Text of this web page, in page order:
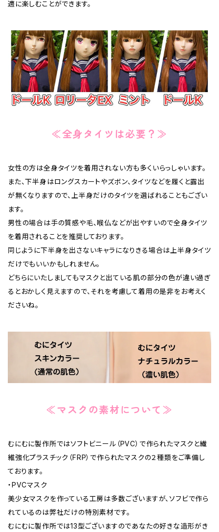
適に楽しむことができます。
≪全身タイツは必要？≫
女性の方は全身タイツを着用されない方も多くいらっしゃいます。
また、下半身はロングスカートやズボン、タイツなどを履くと露出
が無くなりますので、上半身だけのタイツを選ばれることもござい
ます。
男性の場合は手の質感や毛、喉仏などが出やすいので全身タイツ
を着用されることを推奨しております。
同じように下半身を出さないキャラになりきる場合は上半身タイツ
だけでもいいかもしれません。
どちらにいたしましてもマスクと出ている肌の部分の色が違い過ぎ
るとおかしく見えますので、それを考慮して着用の是非をお考えく
ださいね。
≪マスクの素材について≫
むにむに製作所ではソフトビニール（PVC）で作られたマスクと繊
維強化プラスチック（FRP）で作られたマスクの２種類をご準備し
ております。
・PVCマスク
美少女マスクを作っている工房は多数ございますが、ソフビで作ら
れているのは弊社だけの特別素材です。
むにむに製作所では13型ございますのであなたの好きな造形がき